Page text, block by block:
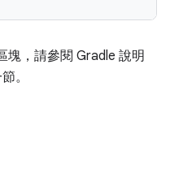
塊，請參閱 Gradle 說明
。